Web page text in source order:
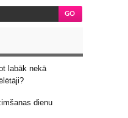
labāk nekā
dienu